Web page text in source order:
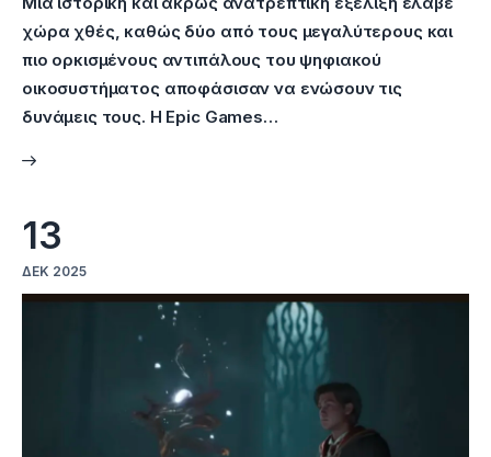
χώρα χθές, καθώς δύο από τους μεγαλύτερους και
πιο ορκισμένους αντιπάλους του ψηφιακού
οικοσυστήματος αποφάσισαν να ενώσουν τις
δυνάμεις τους. Η Epic Games…
13
ΔΕΚ 2025